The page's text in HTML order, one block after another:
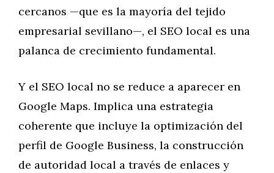
cercanos —que es la mayoría del tejido
empresarial sevillano—, el SEO local es una
palanca de crecimiento fundamental.
Y el SEO local no se reduce a aparecer en
Google Maps. Implica una estrategia
coherente que incluye la optimización del
perfil de Google Business, la construcción
de autoridad local a través de enlaces y